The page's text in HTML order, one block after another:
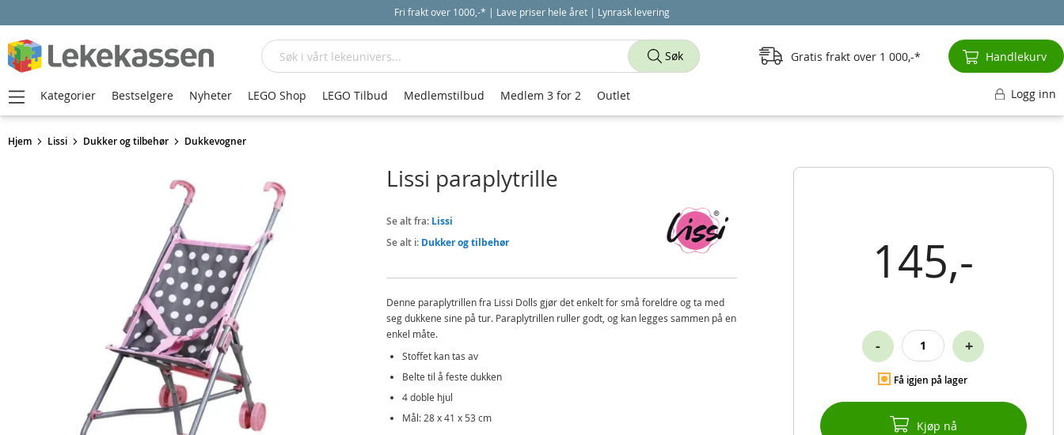
Fri frakt over 1000,-* | Lave priser hele året | Lynrask levering
Hjem Lissi Dukker og tilbehør Dukkevogner
145,-
Få igjen på lager
- +
Kjøp nå
Lissi paraplytrille
Se alt fra: Lissi
Se alt i: Dukker og tilbehør
Denne paraplytrillen fra Lissi Dolls gjør det enkelt for små foreldre og ta med
seg dukkene sine på tur. Paraplytrillen ruller godt, og kan legges sammen på en
enkel måte.
Stoffet kan tas av
Belte til å feste dukken
4 doble hjul
Mål: 28 x 41 x 53 cm
Søk
Søk Gratis frakt over 1 000,- Handlekurv
Kategorier Bestselgere Nyheter LEGO Shop LEGO Tilbud Medlemstilbud Medlem 3 for 2 Outlet Logg inn